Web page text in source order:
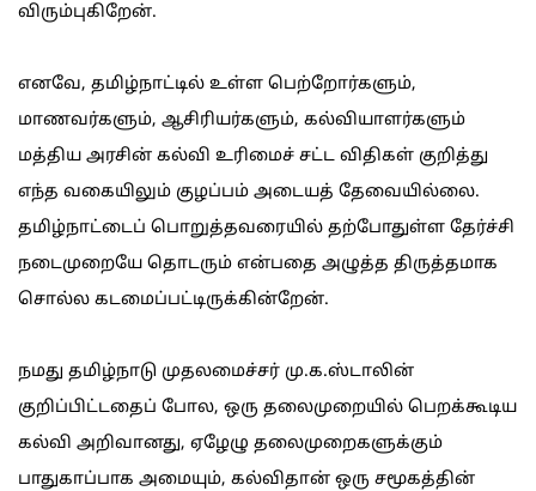
விரும்புகிறேன்.
எனவே, தமிழ்நாட்டில் உள்ள பெற்றோர்களும்,
மாணவர்களும், ஆசிரியர்களும், கல்வியாளர்களும்
மத்திய அரசின் கல்வி உரிமைச் சட்ட விதிகள் குறித்து
எந்த வகையிலும் குழப்பம் அடையத் தேவையில்லை.
தமிழ்நாட்டைப் பொறுத்தவரையில் தற்போதுள்ள தேர்ச்சி
நடைமுறையே தொடரும் என்பதை அழுத்த திருத்தமாக
சொல்ல கடமைப்பட்டிருக்கின்றேன்.
நமது தமிழ்நாடு முதலமைச்சர் மு.க.ஸ்டாலின்
குறிப்பிட்டதைப் போல, ஒரு தலைமுறையில் பெறக்கூடிய
கல்வி அறிவானது, ஏழேழு தலைமுறைகளுக்கும்
பாதுகாப்பாக அமையும், கல்விதான் ஒரு சமூகத்தின்